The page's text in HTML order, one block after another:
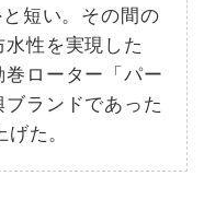
短い。その間の
性を実現した
巻ローター「パー
ランドであった
た。